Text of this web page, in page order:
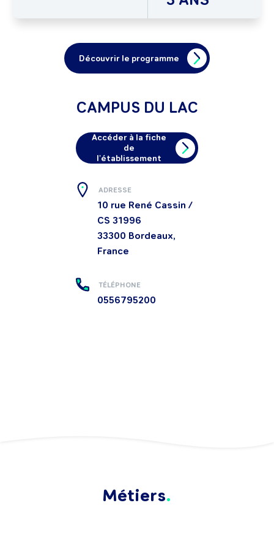
Découvrir le programme
CAMPUS DU LAC
Accéder à la fiche
de
l'établissement
ADRESSE
10 rue René Cassin /
CS 31996
33300 Bordeaux,
France
TÉLÉPHONE
0556795200
Métiers